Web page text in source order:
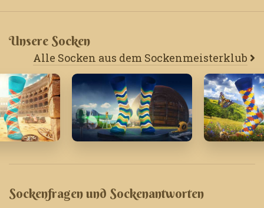
Unsere Socken
Alle Socken aus dem Sockenmeisterklub
Sockenfragen und Sockenantworten